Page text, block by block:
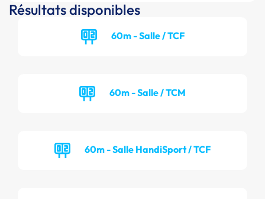
Résultats disponibles
60m - Salle / TCF
60m - Salle / TCM
60m - Salle HandiSport / TCF